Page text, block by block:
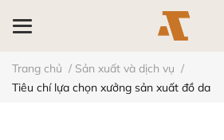
Trang chủ / Sản xuất và dịch vụ /
Tiêu chí lựa chọn xưởng sản xuất đồ da